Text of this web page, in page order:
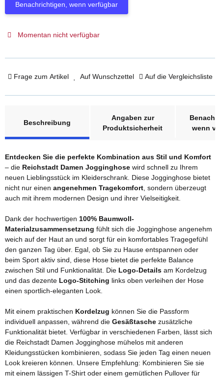
Benachrichtigen, wenn verfügbar
Momentan nicht verfügbar
Frage zum Artikel Auf Wunschzettel Auf die Vergleichsliste
Beschreibung
Angaben zur
Produktsicherheit
wenn
Entdecken Sie die perfekte Kombination aus Stil und Komfort
– die Reichstadt Damen Jogginghose wird schnell zu Ihrem
neuen Lieblingsstück im Kleiderschrank. Diese Jogginghose bietet
nicht nur einen angenehmen Tragekomfort, sondern überzeugt
auch mit ihrem modernen Design und ihrer Vielseitigkeit.
Dank der hochwertigen 100% Baumwoll-
Materialzusammensetzung fühlt sich die Jogginghose angenehm
weich auf der Haut an und sorgt für ein komfortables Tragegefühl
den ganzen Tag über. Egal, ob Sie zu Hause entspannen oder
beim Sport aktiv sind, diese Hose bietet die perfekte Balance
zwischen Stil und Funktionalität. Die Logo-Details am Kordelzug
und das dezente Logo-Stitching links oben verleihen der Hose
einen sportlich-eleganten Look.
Mit einem praktischen Kordelzug können Sie die Passform
individuell anpassen, während die Gesäßtasche zusätzliche
Funktionalität bietet. Verfügbar in verschiedenen Farben, lässt sich
die Reichstadt Damen Jogginghose mühelos mit anderen
Kleidungsstücken kombinieren, sodass Sie jeden Tag einen neuen
Look kreieren können. Unsere Empfehlung: Kombinieren Sie sie
mit einem lässigen T-Shirt oder einem gemütlichen Pullover für